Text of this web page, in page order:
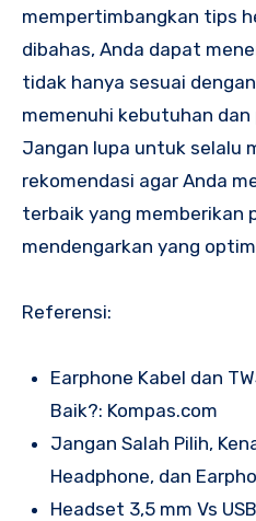
mempertimbangkan tips
dibahas, Anda dapat
tidak hanya sesuai
memenuhi kebutuhan
Jangan lupa untuk selalu
rekomendasi agar Anda
terbaik yang memberikan
mendengarkan yang
Referensi:
Earphone Kabel dan
Baik?: Kompas.com
Jangan Salah Pilih,
Headphone, dan
Headset 3,5 mm Vs